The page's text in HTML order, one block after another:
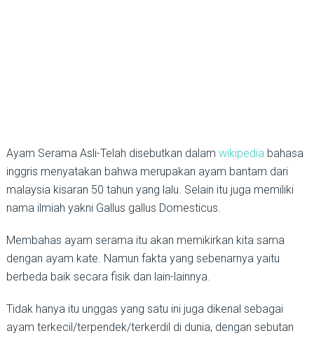
Ayam Serama Asli-Telah disebutkan dalam wikipediabahasa
inggris menyatakan bahwa merupakan ayam bantam dari
malaysia kisaran 50 tahun yang lalu. Selain itu juga memiliki
nama ilmiah yakni Gallus gallus Domesticus.
Membahas ayam serama itu akan memikirkan kita sama
dengan ayam kate. Namun fakta yang sebenarnya yaitu
berbeda baik secara fisik dan lain-lainnya.
Tidak hanya itu unggas yang satu ini juga dikenal sebagai
ayam terkecil/terpendek/terkerdil di dunia, dengan sebutan